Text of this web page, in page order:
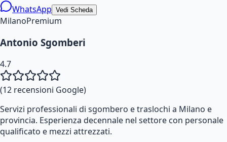
WhatsApp Vedi Scheda
MilanoPremium
Antonio Sgomberi
4.7
(12 recensioni Google)
Servizi professionali di sgombero e traslochi a Milano e
provincia. Esperienza decennale nel settore con personale
qualificato e mezzi attrezzati.